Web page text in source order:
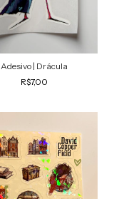
Adesivo | Drácula
R$7,00